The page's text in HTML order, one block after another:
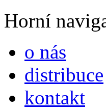
Horní
o nás
distribuce
kontakt